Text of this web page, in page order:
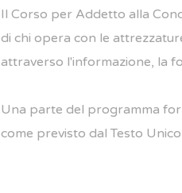
Il Corso per Addetto alla
di chi opera con le
attraverso l'informazione, la
Una parte del programma
come previsto dal Testo